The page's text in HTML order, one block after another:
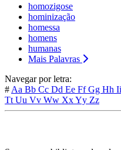
homozigose
hominização
homessa
homens
humanas
Mais Palavras
Navegar por letra:
# Aa Bb Cc Dd Ee FfGg Hh Ii
Tt Uu Vv Ww XxYy Zz